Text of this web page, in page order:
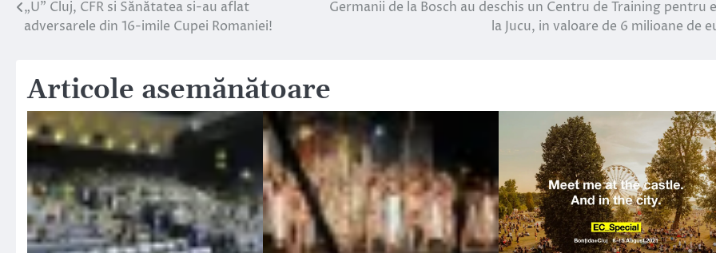
Navigare
„U” Cluj, CFR si Sănătatea si-au aflat
adversarele din 16-imile Cupei Romaniei!
Germanii de la Bosch au deschis un Centru de Training pentru
la Jucu, in valoare de 6 milioane de
Articole asemănătoare